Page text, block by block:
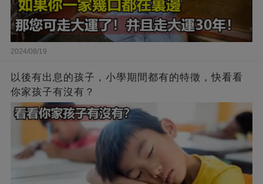
2024/08/19
以後有出息的孩子，小學期間都有的特徵，快看看
你家孩子有沒有？